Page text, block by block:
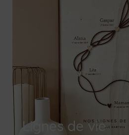
Lignes de vie